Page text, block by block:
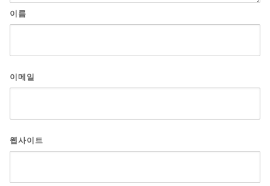
이름
이메일
웹사이트